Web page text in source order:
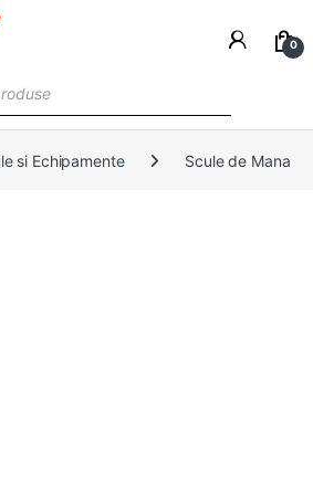
0
si Echipamente Scule de Mana